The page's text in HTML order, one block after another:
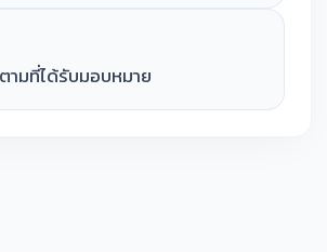
มที่ได้รับมอบหมาย